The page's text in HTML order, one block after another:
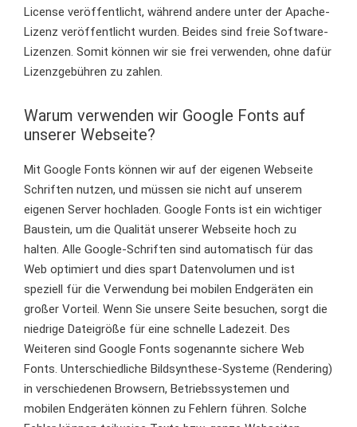
License veröffentlicht, während andere unter der Apache-
Lizenz veröffentlicht wurden. Beides sind freie Software-
Lizenzen. Somit können wir sie frei verwenden, ohne dafür
Lizenzgebühren zu zahlen.
Warum verwenden wir Google Fonts auf
unserer Webseite?
Mit Google Fonts können wir auf der eigenen Webseite
Schriften nutzen, und müssen sie nicht auf unserem
eigenen Server hochladen. Google Fonts ist ein wichtiger
Baustein, um die Qualität unserer Webseite hoch zu
halten. Alle Google-Schriften sind automatisch für das
Web optimiert und dies spart Datenvolumen und ist
speziell für die Verwendung bei mobilen Endgeräten ein
großer Vorteil. Wenn Sie unsere Seite besuchen, sorgt die
niedrige Dateigröße für eine schnelle Ladezeit. Des
Weiteren sind Google Fonts sogenannte sichere Web
Fonts. Unterschiedliche Bildsynthese-Systeme (Rendering)
in verschiedenen Browsern, Betriebssystemen und
mobilen Endgeräten können zu Fehlern führen. Solche